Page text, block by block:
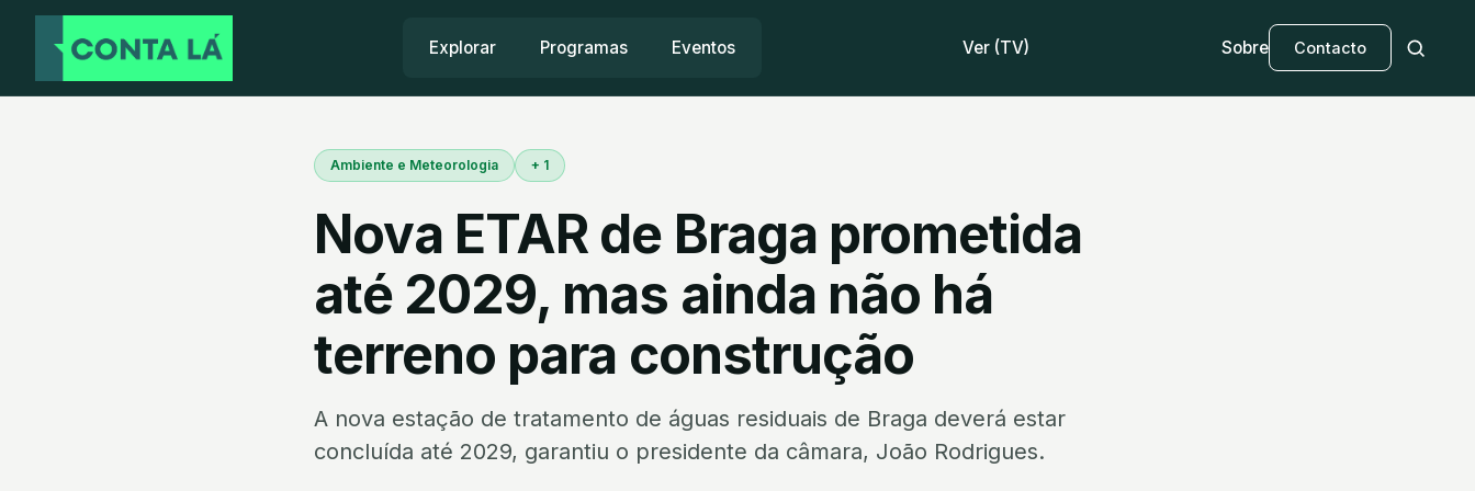
Explorar Programas Eventos Ver (TV) Sobre Contacto
Ambiente e Meteorologia + 1
Nova ETAR de Braga prometida
até 2029, mas ainda não há
terreno para construção
A nova estação de tratamento de águas residuais de Braga deverá estar
concluída até 2029, garantiu o presidente da câmara, João Rodrigues.